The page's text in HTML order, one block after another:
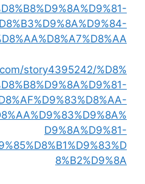
story4395242/%D8%
D9%8A%D9%81-
8%B2%D9%8A